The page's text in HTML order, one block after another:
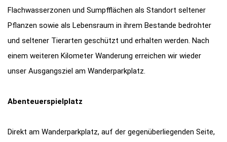
Flachwasserzonen und Sumpfflächen als Standort seltener
Pflanzen sowie als Lebensraum in ihrem Bestande bedrohter
und seltener Tierarten geschützt und erhalten werden. Nach
einem weiteren Kilometer Wanderung erreichen wir wieder
unser Ausgangsziel am Wanderparkplatz.
Abenteuerspielplatz
Direkt am Wanderparkplatz, auf der gegenüberliegenden Seite,